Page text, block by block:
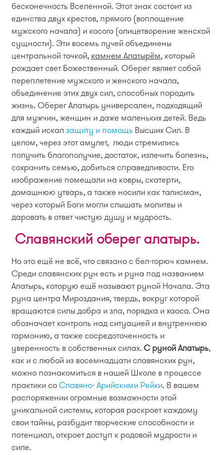
бесконечность Вселенной. Этот знак состоит из
единства двух крестов, прямого (воплощение
мужского начала) и косого (олицетворение женской
сущности). Эти восемь лучей объединены
центральной точкой, камнем Алатырём, который
рождает свет Божественный. Оберег являет собой
переплетение мужского и женского начала,
объединение этих двух сил, способных породить
жизнь. Оберег Алатырь универсален, подходящий
для мужчин, женщин и даже маленьких детей. Ведь
каждый искал защиту и помощь Высших Сил. В
целом, через этот амулет, люди стремились
получить благополучие, достаток, излечить болезнь,
сохранить семью, добиться справедливости. Его
изображение помещали на ковры, скатерти,
домашнюю утварь, а также носили как талисман,
через который Боги могли слышать молитвы и
даровать в ответ чистую душу и мудрость.
Славянский оберег алатырь.
Но это ещё не всё, что связано с бел-горюч камнем.
Среди славянских рун есть и руна под названием
Алатырь, которую ещё называют руной Начала. Эта
руна центра Мироздания, твердь, вокруг которой
вращаются силы добра и зла, порядка и хаоса. Она
обозначает контроль над ситуацией и внутреннюю
гармонию, а также сосредоточенность и
уверенность в собственных силах. С руной Алатырь,
как и с любой из восемнадцати славянских рун,
можно познакомиться в нашей Школе в процессе
практики соСлавяно- Арийскими Рейки. В вашем
распоряжении огромные возможности этой
уникальной системы, которая раскроет каждому
свои тайны, разбудит творческие способности и
потенциал, откроет доступ к родовой мудрости и
силе.